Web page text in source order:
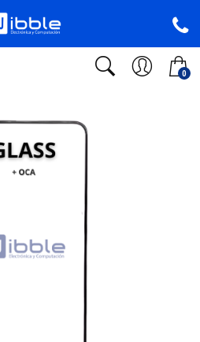
0